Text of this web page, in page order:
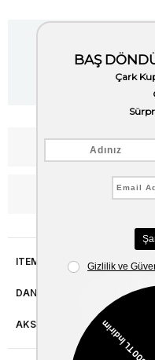
Item
Add to Favorites
ITEM FEATURES
DANIŞMA HATTI
AKSESUAR ONARIMI